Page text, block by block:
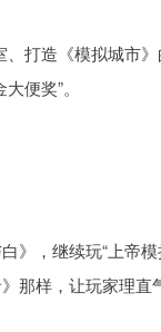
打造《模拟城市
便奖”。
》，继续玩“上帝
那样，让玩家理